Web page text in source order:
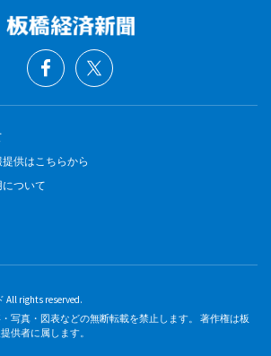
供はこちらから
ついて
All rights reserved.
写真・図表などの無断転載を禁止します。 著作権は板
供者に属します。